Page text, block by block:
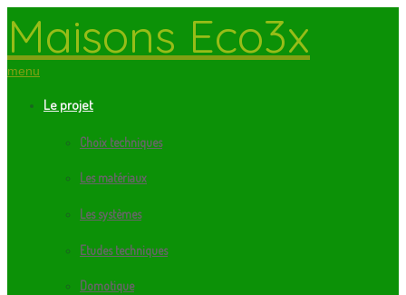
Maisons Eco3x
menu
Le projet
Choix techniques
Les matériaux
Les systèmes
Etudes techniques
Domotique